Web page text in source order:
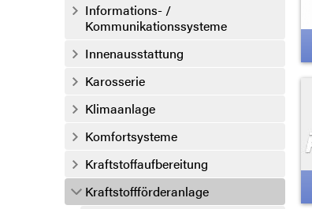
Informations- /
Kommunikationssysteme
Innenausstattung
Karosserie
Klimaanlage
Komfortsysteme
Kraftstoffaufbereitung
Kraftstoffförderanlage